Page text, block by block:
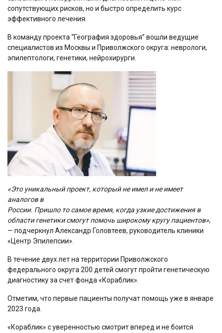
сопутствующих рисков, но и быстро определить курс
эффективного лечения.
В команду проекта “География здоровья” вошли ведущие
специалистов из Москвы и Приволжского округа: неврологи,
эпилептологи, генетики, нейрохирурги.
«Это уникальный проект, который не имел и не имеет
аналогов в
России. Пришло то самое время, когда узкие достижения в
области генетики смогут помочь широкому кругу пациентов»,
— подчеркнул Александр Головтеев, руководитель клиники
«Центр Эпилепсии».
В течение двух лет на территории Приволжского
федерального округа 200 детей смогут пройти генетическую
диагностику за счет фонда «Кораблик».
Отметим, что первые пациенты получат помощь уже в январе
2023 года.
«Кораблик» с уверенностью смотрит вперед и не боится